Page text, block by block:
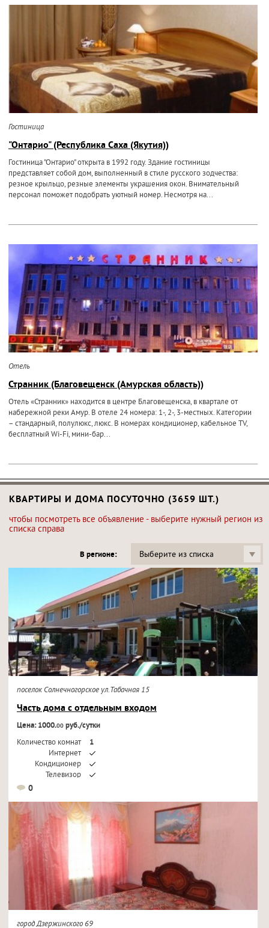
Гостиница
"Онтарио" (Республика Саха (Якутия))
Гостиница "Онтарио" открыта в 1992 году. Здание гостиницы
представляет собой дом, выполненный в стиле русского зодчества:
резное крыльцо, резные элементы украшения окон. Внимательный
персонал поможет подобрать уютный номер. Несмотря на...
Отель
Странник (Благовещенск (Амурская область))
Отель «Странник» находится в центре Благовещенска, в квартале от
набережной реки Амур. В отеле 24 номера: 1-, 2-, 3-местных. Категории
– стандарный, полулюкс, люкс. В номерах кондиционер, кабельное TV,
бесплатный Wi-Fi, мини-бар...
КВАРТИРЫ И ДОМА ПОСУТОЧНО (3659 ШТ.)
чтобы посмотреть все объявление - выберите нужный регион из
списка справа
В регионе: Выберите из списка
поселок Солнечногорское ул.Табачная 15
Часть дома с отдельным входом
Цена: 1000.00руб./сутки
Количество комнат
1
Интернет
Кондиционер
Телевизор
0
город Дзержинского 69